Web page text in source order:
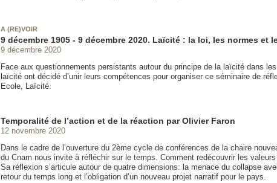
A (RE)VOIR
9 décembre 1905 - 9 décembre 2020. Laïcité : la loi, les normes et
9 décembre 2020
Face aux questionnements persistants autour du principe de la laïcité dans
laïcité ont décidé d’unir leurs compétences pour organiser ce séminaire de
Ecole, Laïcité.
Temporalité de l’action et de la réaction par Olivier Faron
12 novembre 2020
Dans le cadre de l’ouverture du 2ème cycle de conférences de la chaire
du Cnam nous invite à réfléchir sur le temps. Comment redécouvrir les
Sa réflexion s’articule autour de quatre dimensions: la menace du collapse
retour du temps long et l’obligation d’un nouveau projet narratif pour le pays.